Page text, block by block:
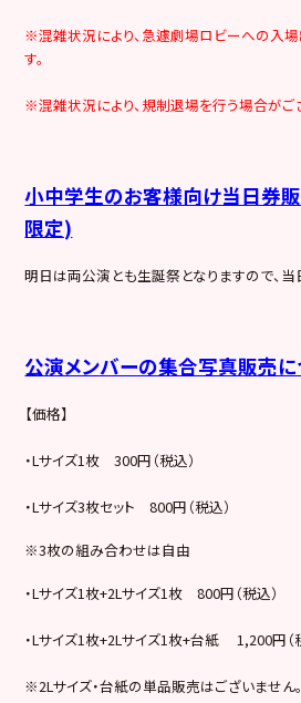
※混雑状況により、急遽劇場ロビーへの入
す。
※混雑状況により、規制退場を行う場合がご
小中学生のお客様向け当日券
限定)
明日は両公演とも生誕祭となりますので、当
公演メンバーの集合写真販売に
【価格】
・Lサイズ1枚 300円（税込）
・Lサイズ3枚セット 800円（税込）
※3枚の組み合わせは自由
・Lサイズ1枚+2Lサイズ1枚 800円（税込）
・Lサイズ1枚+2Lサイズ1枚+台紙 1,200円（
※2Lサイズ・台紙の単品販売はございません。